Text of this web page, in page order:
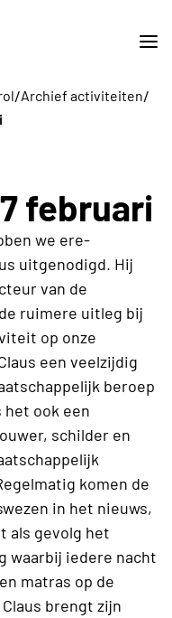
/Archief activiteiten/
februari
we ere-
uitgenodigd. Hij
van de
ruimere uitleg bij
op onze
een veelzijdig
beroep
het ook een
schilder en
komen de
in het nieuws,
als gevolg het
waarbij iedere nacht
matras op de
brengt zijn